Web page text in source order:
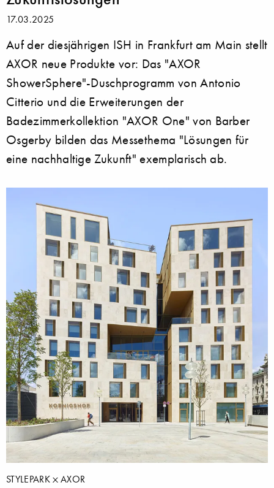
17.03.2025
Auf der diesjährigen ISH in Frankfurt am Main stellt
AXOR neue Produkte vor: Das "AXOR
ShowerSphere"-Duschprogramm von Antonio
Citterio und die Erweiterungen der
Badezimmerkollektion "AXOR One" von Barber
Osgerby bilden das Messethema "Lösungen für
eine nachhaltige Zukunft" exemplarisch ab.
STYLEPARK AXOR